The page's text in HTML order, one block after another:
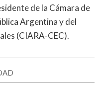
de la Cámara de
Argentina y del
(CIARA-CEC).